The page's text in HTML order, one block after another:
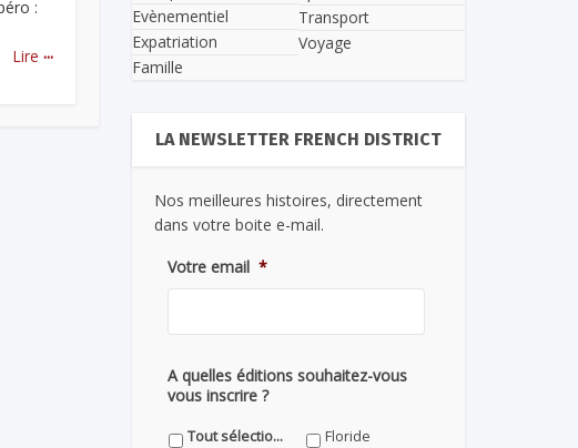
:
Lire ...
Evènementiel
Expatriation
Famille
Transport
Voyage
LA NEWSLETTER FRENCH DISTRICT
Nos meilleures histoires, directement
dans votre boite e-mail.
Votre email *
A quelles éditions souhaitez-vous
vous inscrire ?
Tout sélectionner
Floride